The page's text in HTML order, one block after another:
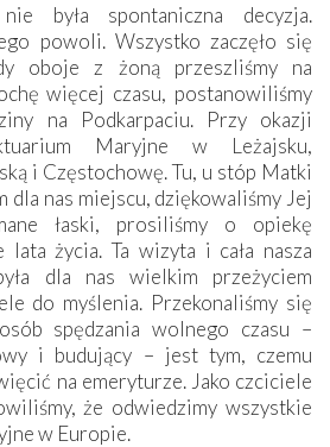
była spontaniczna decyzja.
powoli. Wszystko zaczęło się
oboje z żoną przeszliśmy na
więcej czasu, postanowiliśmy
na Podkarpaciu. Przy okazji
Maryjne w Leżajsku,
i Częstochowę. Tu, u stóp Matki
dla nas miejscu, dziękowaliśmy Jej
łaski, prosiliśmy o opiekę
życia. Ta wizyta i cała nasza
dla nas wielkim przeżyciem
do myślenia. Przekonaliśmy się
spędzania wolnego czasu –
i budujący – jest tym, czemu
na emeryturze. Jako czciciele
że odwiedzimy wszystkie
w Europie.